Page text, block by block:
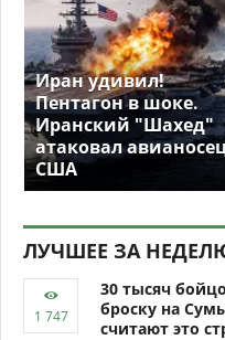
Иран удивил!
Пентагон в шоке.
Иранский "Шахед"
атаковал
США
ЛУЧШЕЕ ЗА
30 тысяч
броску на
считают это